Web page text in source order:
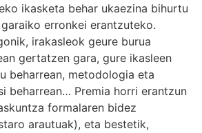
ikasketa behar ukaezina bihurtu
erronkei erantzuteko.
irakasleok geure burua
gertatzen gara, gure ikasleen
beharrean, metodologia eta
beharrean… Premia horri erantzun
formalaren bidez
arautuak), eta bestetik,